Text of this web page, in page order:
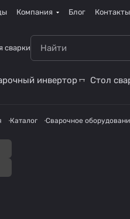
Компания Блог Контакты
сварки
инвертор Стол
Каталог Сварочное